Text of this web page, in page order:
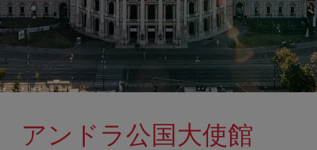
アンドラ公国大使館